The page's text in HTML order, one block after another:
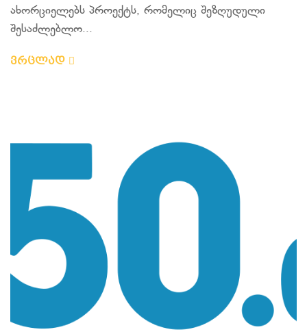
ახორციელებს პროექტს, რომელიც შეზღუდული
შესაძლებლო...
ვრცლად